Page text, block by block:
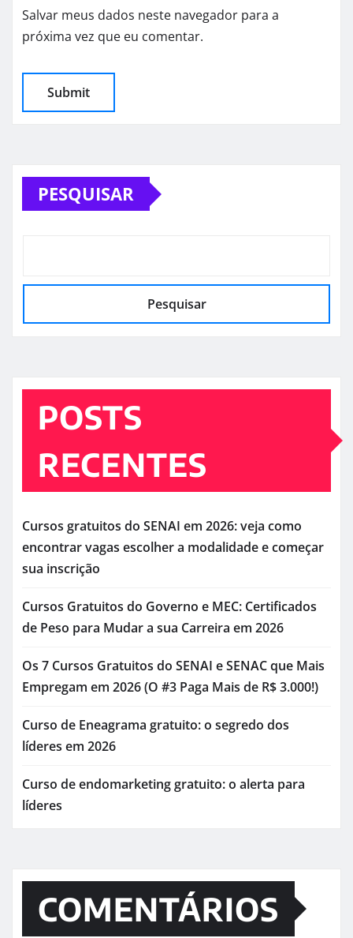
Salvar meus dados neste navegador para a
próxima vez que eu comentar.
PESQUISAR
Pesquisar
POSTS
RECENTES
Cursos gratuitos do SENAI em 2026: veja como
encontrar vagas escolher a modalidade e começar
sua inscrição
Cursos Gratuitos do Governo e MEC: Certificados
de Peso para Mudar a sua Carreira em 2026
Os 7 Cursos Gratuitos do SENAI e SENAC que Mais
Empregam em 2026 (O #3 Paga Mais de R$ 3.000!)
Curso de Eneagrama gratuito: o segredo dos
líderes em 2026
Curso de endomarketing gratuito: o alerta para
líderes
COMENTÁRIOS